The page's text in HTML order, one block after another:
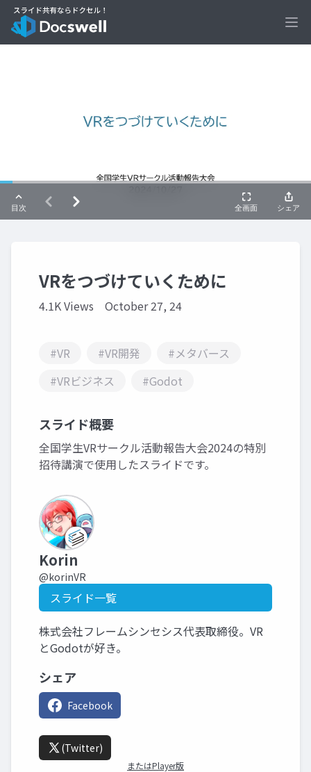
VRをつづけていくために
4.1K Views October 27, 24
#VR #VR開発
#メタバース
#VRビジネス
#Godot
スライド概要
全国学生VRサークル活動報告大会2024の特別
招待講演で使用したスライドです。
Korin
@korinVR
スライド一覧
株式会社フレームシンセシス代表取締役。VR
とGodotが好き。
シェア
Facebook
(Twitter)
またはPlayer版